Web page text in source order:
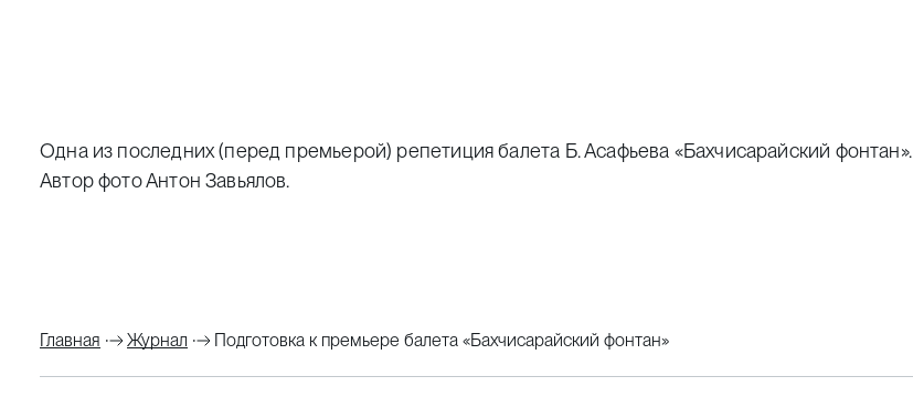
Одна из последних (перед премьерой) репетиция балета Б. Асафьева «Бахчисарайский фонтан».
Автор фото Антон Завьялов.
Главная Журнал Подготовка к премьере балета «Бахчисарайский фонтан»